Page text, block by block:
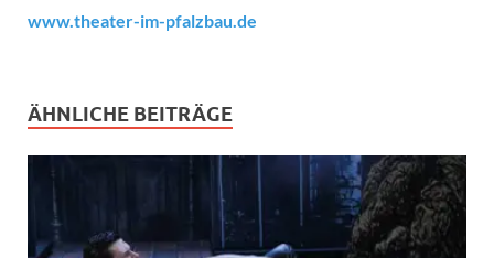
www.theater-im-pfalzbau.de
ÄHNLICHE BEITRÄGE